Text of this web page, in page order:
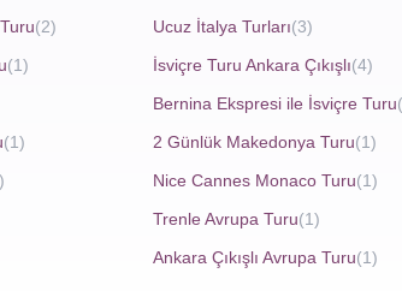
mevcuttur.
En Uygun İskoçya Turları
bir yanındaki damıtım evlerinde
(2) Ucuz İtalya Turları(3)
(1) İsviçre Turu Ankara Çıkışlı(4)
Bernina Ekspresi ile İsviçre Turu
(1) 2 Günlük Makedonya Turu(1)
Nice Cannes Monaco Turu(1)
Trenle Avrupa Turu(1)
Ankara Çıkışlı Avrupa Turu(1)